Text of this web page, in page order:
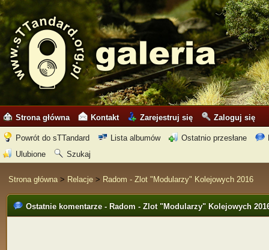
Strona główna Kontakt Zarejestruj się Zaloguj się
Powrót do sTTandard Lista albumów Ostatnio przesłane
Ulubione
Szukaj
Strona główna> Relacje > Radom - Zlot "Modularzy" Kolejowych 2016
Ostatnie komentarze - Radom - Zlot "Modularzy" Kolejowych